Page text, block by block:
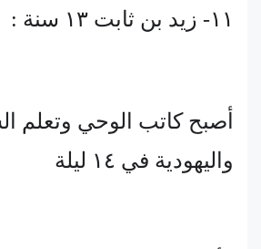
١١- زيد بن ثابت ١٣ سنة :
أصبح كاتب الوحي وتعلم
واليهودية في ١٤ ليلة